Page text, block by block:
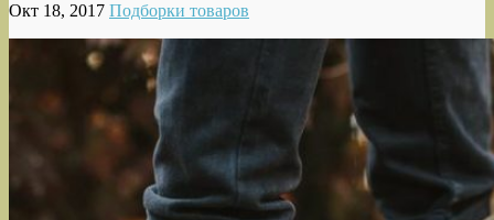
Окт 18, 2017 Подборки товаров